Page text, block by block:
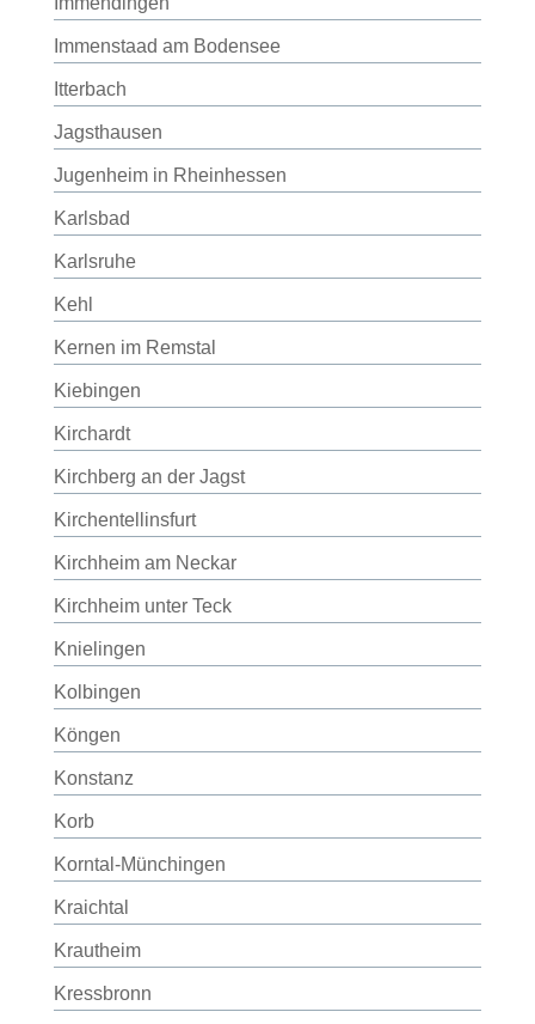
Immenstaad am Bodensee
Itterbach
Jagsthausen
Jugenheim in Rheinhessen
Karlsbad
Karlsruhe
Kehl
Kernen im Remstal
Kiebingen
Kirchardt
Kirchberg an der Jagst
Kirchentellinsfurt
Kirchheim am Neckar
Kirchheim unter Teck
Knielingen
Kolbingen
Köngen
Konstanz
Korb
Korntal-Münchingen
Kraichtal
Krautheim
Kressbronn